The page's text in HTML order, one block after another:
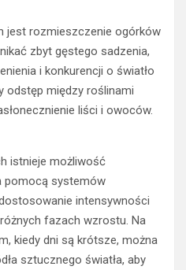
jest rozmieszczenie ogórków
zbyt gęstego sadzenia,
i konkurencji o światło
odstęp między roślinami
liści i owoców.
istnieje możliwość
pomocą systemów
intensywności
fazach wzrostu. Na
kiedy dni są krótsze, można
sztucznego światła, aby
oświetleniowe.